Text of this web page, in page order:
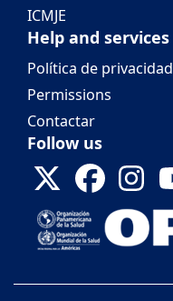
ICMJE
Help and services
Política de privacidad
Permissions
Contactar
Follow us